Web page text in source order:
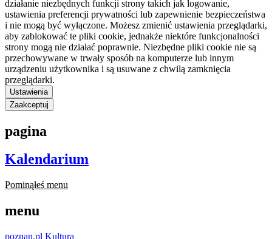
działanie niezbędnych funkcji strony takich jak logowanie,
ustawienia preferencji prywatności lub zapewnienie bezpieczeństwa
i nie mogą być wyłączone. Możesz zmienić ustawienia przeglądarki,
aby zablokować te pliki cookie, jednakże niektóre funkcjonalności
strony mogą nie działać poprawnie. Niezbędne pliki cookie nie są
przechowywane w trwały sposób na komputerze lub innym
urządzeniu użytkownika i są usuwane z chwilą zamknięcia
przeglądarki.
Ustawienia
Zaakceptuj
pagina
Kalendarium
Pominąłeś menu
menu
poznan.pl Kultura